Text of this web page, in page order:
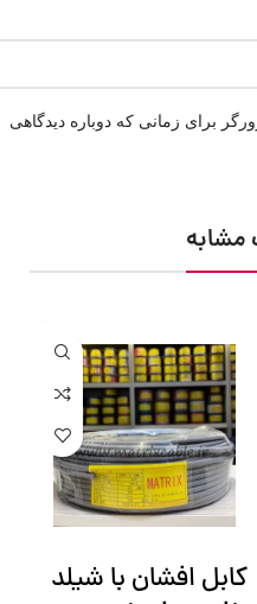
برای زمانی که دوباره دیدگاهی
کابل افشان با شیلد